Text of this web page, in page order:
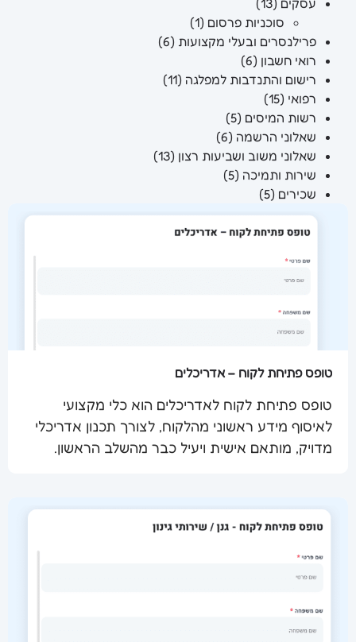
עסקים (13)
סוכניות פרסום (1)
פרילנסרים ובעלי מקצועות (6)
רואי חשבון (6)
רישום והתנדבות למפלגה (11)
רפואי (15)
רשות המיסים (5)
שאלוני הרשמה (6)
שאלוני משוב ושביעות רצון (13)
שירות ותמיכה (5)
שכירים (5)
שלח מסמך
טופס פתיחת לקוח – אדריכלים
טופס פתיחת לקוח לאדריכלים הוא כלי מקצועי
לאיסוף מידע ראשוני מהלקוח, לצורך תכנון אדריכלי
מדויק, מותאם אישית ויעיל כבר מהשלב הראשון.